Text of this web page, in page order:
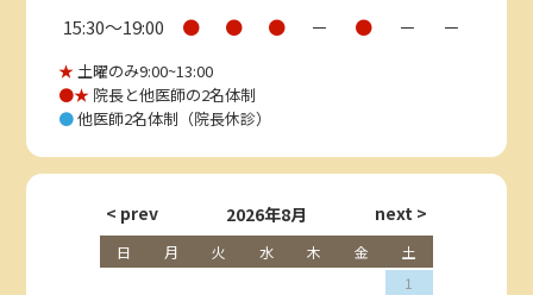
15:30〜19:00
● ● ● － ● － －
★ 土曜のみ9:00~13:00
●★ 院長と他医師の2名体制
●他医師2名体制（院長休診）
2026年8月
日 月 火 水 木 金
土
1